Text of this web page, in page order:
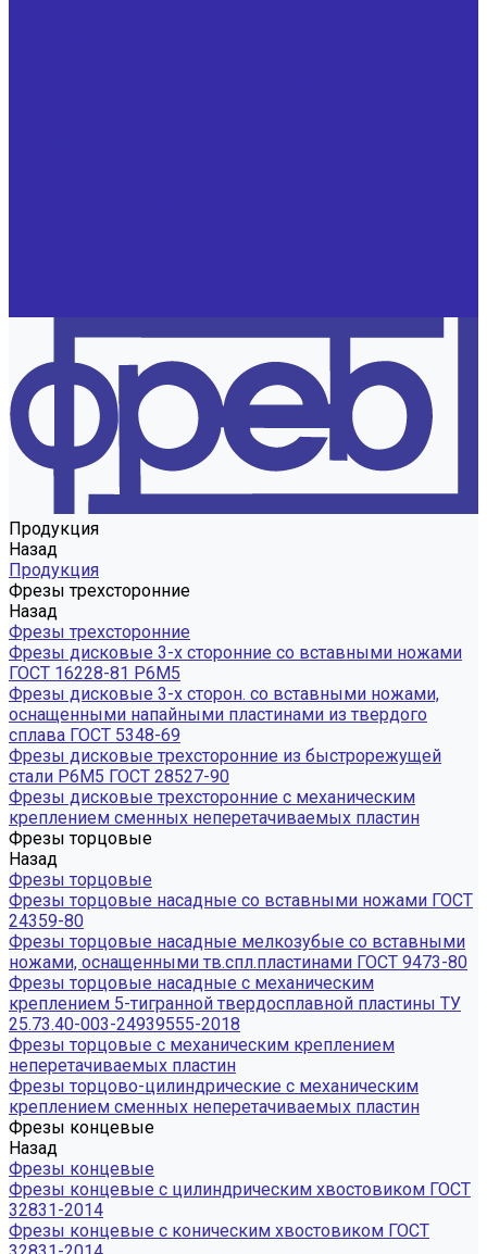
Продукция
Назад
Продукция
Фрезы трехсторонние
Назад
Фрезы трехсторонние
Фрезы дисковые 3-х сторонние со вставными ножами
ГОСТ 16228-81 Р6М5
Фрезы дисковые 3-х сторон. со вставными ножами,
оснащенными напайными пластинами из твердого
сплава ГОСТ 5348-69
Фрезы дисковые трехсторонние из быстрорежущей
стали Р6М5 ГОСТ 28527-90
Фрезы дисковые трехсторонние с механическим
креплением сменных неперетачиваемых пластин
Фрезы торцовые
Назад
Фрезы торцовые
Фрезы торцовые насадные со вставными ножами ГОСТ
24359-80
Фрезы торцовые насадные мелкозубые со вставными
ножами, оснащенными тв.спл.пластинами ГОСТ 9473-80
Фрезы торцовые насадные с механическим
креплением 5-тигранной твердосплавной пластины ТУ
25.73.40-003-24939555-2018
Фрезы торцовые с механическим креплением
неперетачиваемых пластин
Фрезы торцово-цилиндрические с механическим
креплением сменных неперетачиваемых пластин
Фрезы концевые
Назад
Фрезы концевые
Фрезы концевые с цилиндрическим хвостовиком ГОСТ
32831-2014
Фрезы концевые с коническим хвостовиком ГОСТ